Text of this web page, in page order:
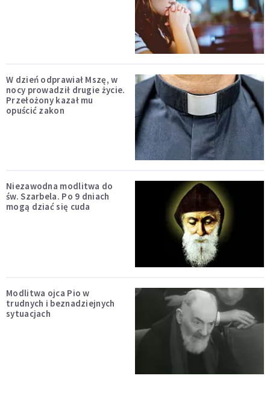
W dzień odprawiał Mszę, w
nocy prowadził drugie życie.
Przełożony kazał mu
opuścić zakon
Niezawodna modlitwa do
św. Szarbela. Po 9 dniach
mogą dziać się cuda
Modlitwa ojca Pio w
trudnych i beznadziejnych
sytuacjach